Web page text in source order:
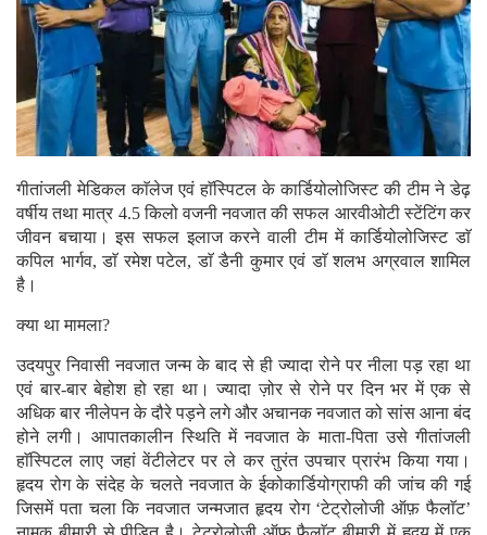
गीतांजली मेडिकल काॅलेज एवं हाॅस्पिटल के कार्डियोलोजिस्ट की टीम ने डेढ़
वर्षीय तथा मात्र 4.5 किलो वजनी नवजात की सफल आरवीओटी स्टेंटिंग कर
जीवन बचाया। इस सफल इलाज करने वाली टीम में कार्डियोलोजिस्ट डाॅ
कपिल भार्गव, डाॅ रमेश पटेल, डाॅ डैनी कुमार एवं डाॅ शलभ अग्रवाल शामिल
है।
क्या था मामला?
उदयपुर निवासी नवजात जन्म के बाद से ही ज्यादा रोने पर नीला पड़ रहा था
एवं बार-बार बेहोश हो रहा था। ज्यादा ज़ोर से रोने पर दिन भर में एक से
अधिक बार नीलेपन के दौरे पड़ने लगे और अचानक नवजात को सांस आना बंद
होने लगी। आपातकालीन स्थिति में नवजात के माता-पिता उसे गीतांजली
हाॅस्पिटल लाए जहां वेंटीलेटर पर ले कर तुरंत उपचार प्रारंभ किया गया।
हृदय रोग के संदेह के चलते नवजात के ईकोकार्डियोग्राफी की जांच की गई
जिसमें पता चला कि नवजात जन्मजात हृदय रोग ‘टेट्रोलोजी ऑफ़ फैलाॅट’